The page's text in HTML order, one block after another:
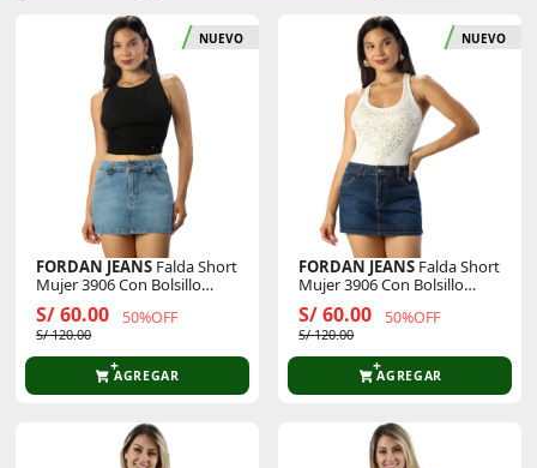
NUEVO
FORDAN JEANS Falda Short
Mujer 3906 Con Bolsillo
Parche
S/ 60.00 50%OFF
S/ 120.00
AGREGAR
NUEVO
FORDAN JEANS Falda Short
Mujer 3906 Con Bolsillo
Parche
S/ 60.00 50%OFF
S/ 120.00
AGREGAR